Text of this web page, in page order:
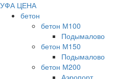
УФА ЦЕНА
бетон
бетон М100
Подымалово
бетон М150
Подымалово
бетон М200
Аэропорт